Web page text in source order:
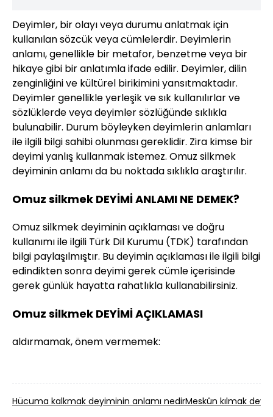
Deyimler, bir olayı veya durumu anlatmak için
kullanılan sözcük veya cümlelerdir. Deyimlerin
anlamı, genellikle bir metafor, benzetme veya bir
hikaye gibi bir anlatımla ifade edilir. Deyimler, dilin
zenginliğini ve kültürel birikimini yansıtmaktadır.
Deyimler genellikle yerleşik ve sık kullanılırlar ve
sözlüklerde veya deyimler sözlüğünde sıklıkla
bulunabilir. Durum böyleyken deyimlerin anlamları
ile ilgili bilgi sahibi olunması gereklidir. Zira kimse bir
deyimi yanlış kullanmak istemez. Omuz silkmek
deyiminin anlamı da bu noktada sıklıkla araştırılır.
Omuz silkmek DEYİMİ ANLAMI NE DEMEK?
Omuz silkmek deyiminin açıklaması ve doğru
kullanımı ile ilgili Türk Dil Kurumu (TDK) tarafından
bilgi paylaşılmıştır. Bu deyimin açıklaması ile ilgili bilgi
edindikten sonra deyimi gerek cümle içerisinde
gerek günlük hayatta rahatlıkla kullanabilirsiniz.
Omuz silkmek DEYİMİ AÇIKLAMASI
aldırmamak, önem vermemek:
Hücuma kalkmak deyiminin anlamı nedirMeskûn kılmak